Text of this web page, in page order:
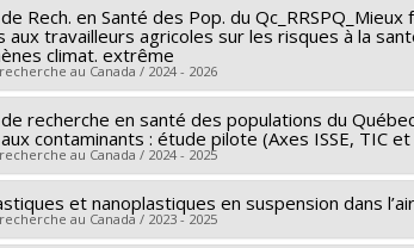
de financement :MAPAQ/Ministère de
de subvention :PVXXXXXX-Appui à la lutte
principal : Nolwenn Noisel
de financement :FRQS/Fonds de recherche du
de subvention :PVXXXXXX-Réseaux
Rech. en Santé des Pop. du
aux travailleurs agricoles sur les risques à la
climat. extrême
au Canada / 2024 - 2026
principal : France Gagnon
: Nolwenn Noisel
de financement :FRQS/Fonds de recherche du
de subvention :PVXXXXXX-Réseaux
recherche en santé des populations du
contaminants : étude pilote (Axes ISSE, TIC
au Canada / 2024 - 2025
principal : France Gagnon
:Nolwenn Noisel
et nanoplastiques en suspension dans
au Canada / 2023 - 2025